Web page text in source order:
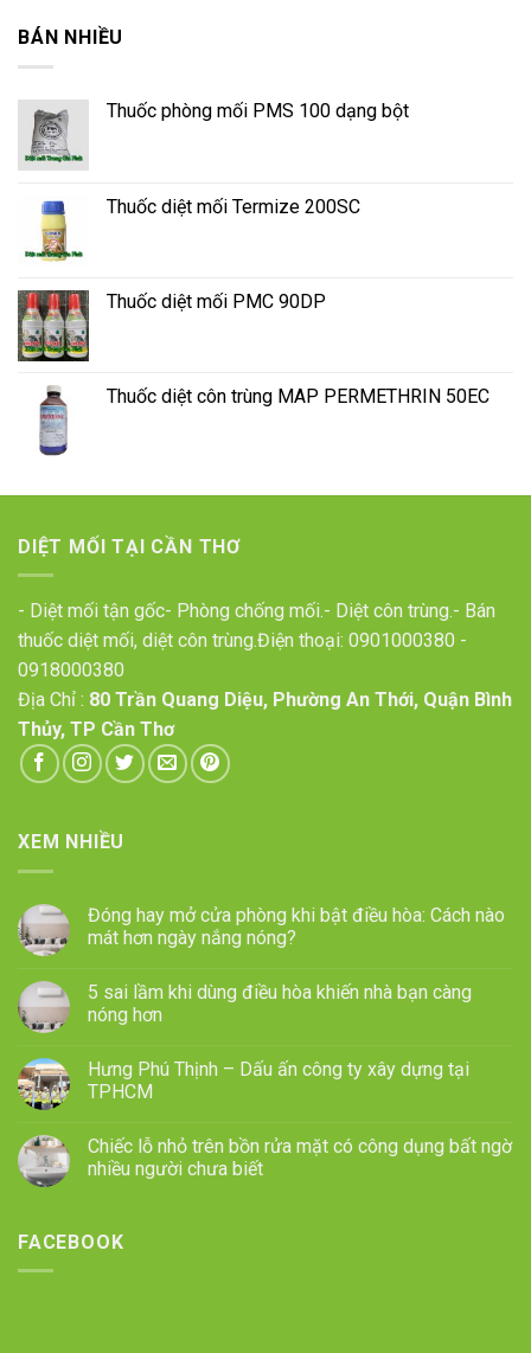
BÁN NHIỀU
Thuốc phòng mối PMS 100 dạng bột
Thuốc diệt mối Termize 200SC
Thuốc diệt mối PMC 90DP
Thuốc diệt côn trùng MAP PERMETHRIN 50EC
DIỆT MỐI TẠI CẦN THƠ
- Diệt mối tận gốc- Phòng chống mối.- Diệt côn trùng.- Bán
thuốc diệt mối, diệt côn trùng.Điện thoại: 0901000380 -
0918000380
Địa Chỉ : 80 Trần Quang Diệu, Phường An Thới, Quận Bình
Thủy, TP Cần Thơ
XEM NHIỀU
Đóng hay mở cửa phòng khi bật điều hòa: Cách nào
mát hơn ngày nắng nóng?
5 sai lầm khi dùng điều hòa khiến nhà bạn càng
nóng hơn
Hưng Phú Thịnh – Dấu ấn công ty xây dựng tại
TPHCM
Chiếc lỗ nhỏ trên bồn rửa mặt có công dụng bất ngờ
nhiều người chưa biết
FACEBOOK